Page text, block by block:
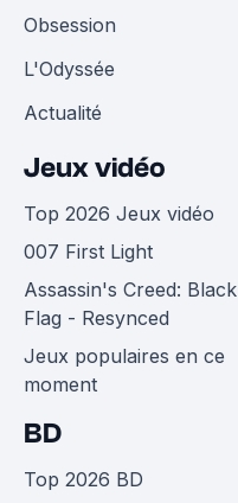
Obsession
L'Odyssée
Actualité
Jeux vidéo
Top 2026 Jeux vidéo
007 First Light
Assassin's Creed: Black
Flag - Resynced
Jeux populaires en ce
moment
BD
Top 2026 BD